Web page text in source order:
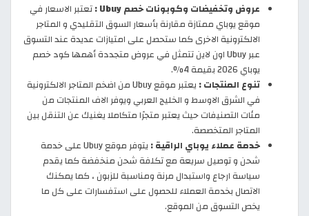
عروض وتخفيضات وكوبونات خصم Ubuy :
تعتبر الاسعار في
موقع يوباي ممتازة مقارنة بأسعار السوق التقليدي و المتاجر
الالكترونية الاخرى كما ستحصل على امتيازات عديدة عند التسوق
عبر Ubuy اون لاين تتمثل في عروض متجددة أهمها كود خصم
يوباي 2026 بقيمة 4%.
تنوع المنتجات :
يعتبر موقع Ubuy من اضخم المتاجر الالكترونية
في الشرق الاوسط و الخليج العربي ويوفر الاف المنتجات من
مئات التصنيفات حيث يعتبر متجرًا متكاملا يغنيك عن التنقل بين
المتاجر المتخصصة.
خدمة عملاء يوباي الراقية :
يتوفر موقع Ubuy على خدمة
شحن و توصيل سريعة مع تكلفة شحن منخفضة كما يقدم
سياسة ارجاع واستبدال مرنة ومناسبة للزبون ، كما يمكنك
الاتصال بخدمة العملاء للحصول على استفسارات على كل ما
يخص التسوق من الموقع.